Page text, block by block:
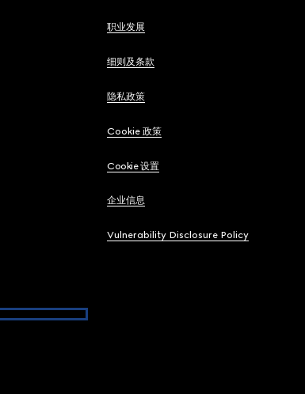
职业发展
细则及条款
隐私政策
Cookie 政策
Cookie 设置
企业信息
Vulnerability Disclosure Policy